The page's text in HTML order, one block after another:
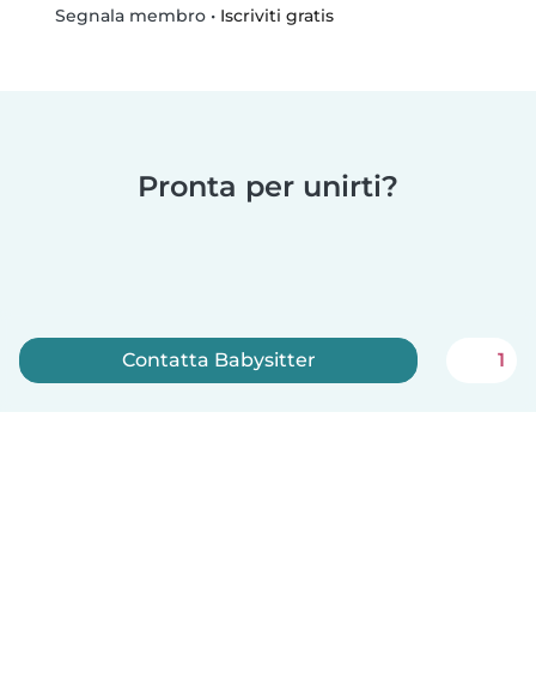
Segnala membro• Iscriviti gratis
Pronta per unirti?
Contatta Babysitter 1